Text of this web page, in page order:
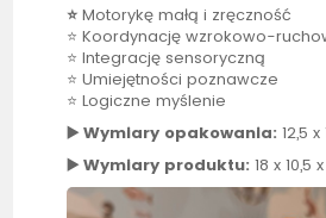
⭐Motorykę małą i zręczność
⭐ Koordynację wzrokowo-
⭐ Integrację sensoryczną
⭐ Umiejętności poznawcze
⭐ Logiczne myślenie
▶️ Wymiary opakowania: 12,5 x
▶️ Wymiary produktu:18 x 10,5